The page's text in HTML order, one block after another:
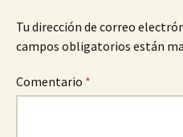
Tu dirección de correo
campos obligatorios están
Comentario *